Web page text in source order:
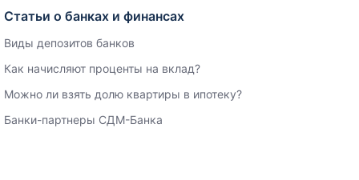
Статьи о банках и финансах
Виды депозитов банков
Как начисляют проценты на вклад?
Можно ли взять долю квартиры в ипотеку?
Банки-партнеры СДМ-Банка